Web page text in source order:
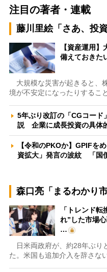
注目の著者・連載
藤川里絵「さあ、投
【資産運用
備えておきた
大規模な災害が起きると、
境が不安定になったりするこ
5年ぶり改訂の「CGコード
説 企業に成長投資の具体
【令和のPKOか】GPIFを
資拡大」発言の波紋 「国
森口亮「まるわかり市
「トレンド
れ”した市場
…
日米両政府が、約28年ぶり
た。米国も追加介入を辞さな